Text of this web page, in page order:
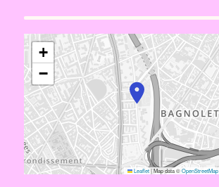
+
−
Leaflet|Map data ©OpenStreetMap